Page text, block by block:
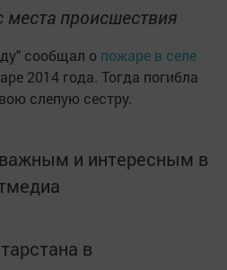
происшествия
сообщал о пожаре в селе
2014 года. Тогда погибла
слепую сестру.
и интересным в
в